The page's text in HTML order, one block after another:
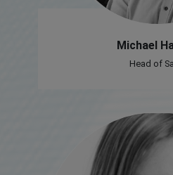
Michael
Head of